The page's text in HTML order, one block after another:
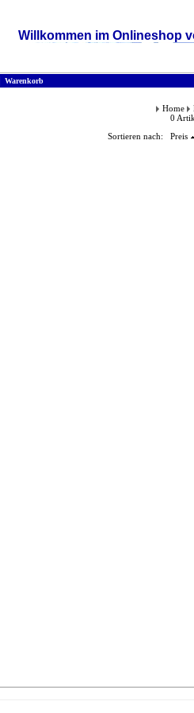
Willkommen im Onlineshop
Warenkorb
Home
0
Sortieren nach: Preis